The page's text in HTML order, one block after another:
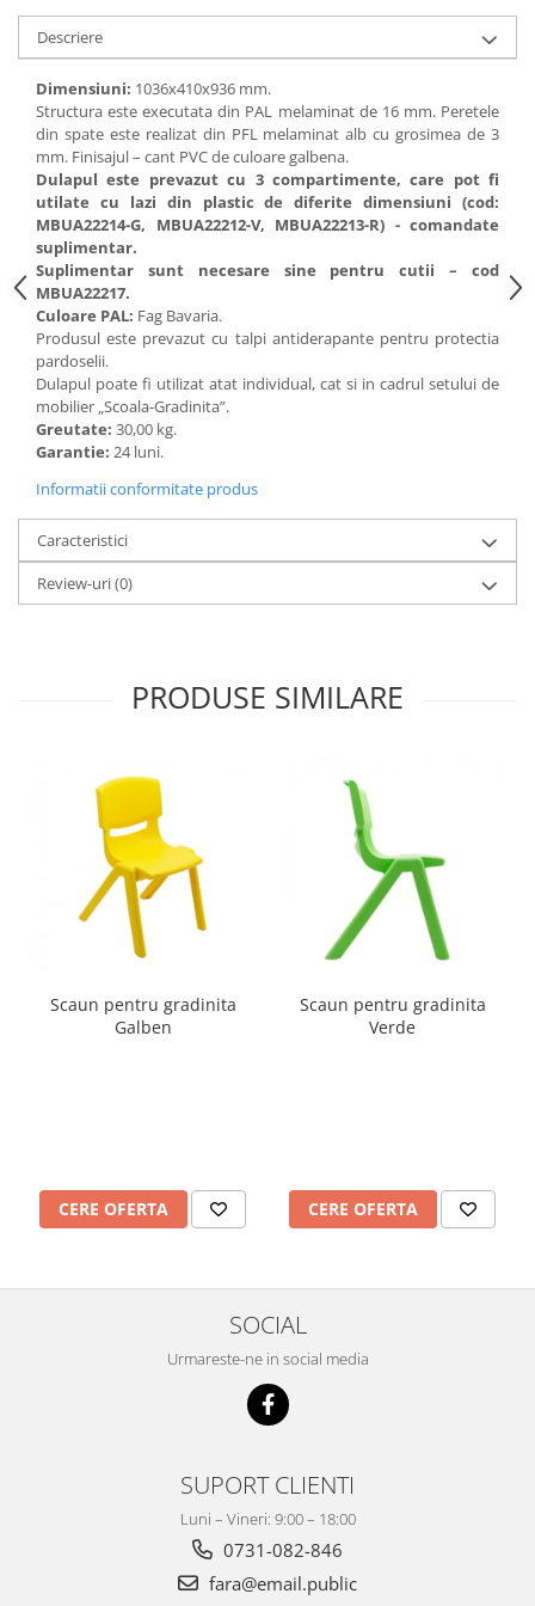
Accesorii
Panouri Afisare
Descriere
Dimensiuni: 1036х410х936 mm.
Structura este executata din PAL melaminat de 16 mm. Peretele
din spate este realizat din PFL melaminat alb cu grosimea de 3
mm. Finisajul – cant PVC de culoare galbena.
Dulapul este prevazut cu 3 compartimente, care pot fi
utilate cu lazi din plastic de diferite dimensiuni (cod:
MBUA22214-G, MBUA22212-V, MBUA22213-R) - comandate
suplimentar.
Suplimentar sunt necesare sine pentru cutii – cod
MBUA22217.
Culoare PAL: Fag Bavaria.
Produsul este prevazut cu talpi antiderapante pentru protectia
pardoselii.
Dulapul poate fi utilizat atat individual, cat si in cadrul setului de
mobilier „Scoala-Gradinita”.
Greutate: 30,00 kg.
Garantie: 24 luni.
Informatii conformitate produs
Caracteristici
Review-uri(0)
PRODUSE SIMILARE
Scaun pentru gradinita
Galben
CERE OFERTA
Scaun pentru gradinita
Verde
CERE OFERTA
SOCIAL
Urmareste-ne in social media
SUPORT CLIENTI
Luni – Vineri: 9:00 – 18:00
0731-082-846
fara@email.public